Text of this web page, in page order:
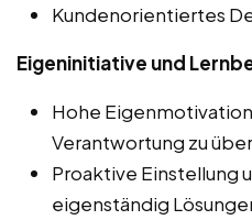
Kundenorientiertes
Eigeninitiative und
Hohe
Verantwortung zu
Proaktive Einstellung
eigenständig